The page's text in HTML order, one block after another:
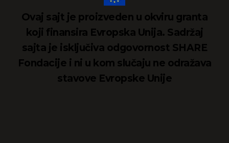
Ovaj sajt je proizveden u okviru granta
koji finansira Evropska Unija. Sadržaj
sajta je isključiva odgovornost SHARE
Fondacije i ni u kom slučaju ne odražava
stavove Evropske Unije